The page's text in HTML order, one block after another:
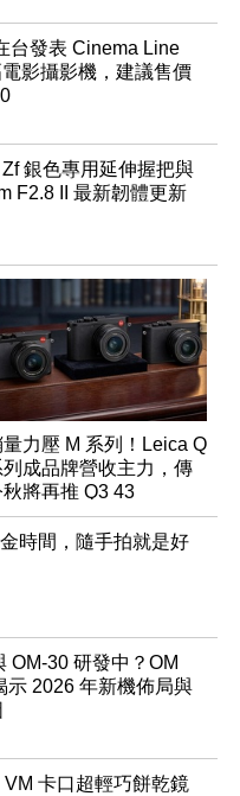
台發表 Cinema Line
影攝影機，建議售價
銀色專用延伸握把與
F2.8 II 最新韌體更新
量力壓 M 系列！Leica Q
列成品牌營收主力，傳
秋將再推 Q3 43
時間，隨手拍就是好
OM-30 研發中？OM
示 2026 年新機佈局與
卡口超輕巧餅乾鏡